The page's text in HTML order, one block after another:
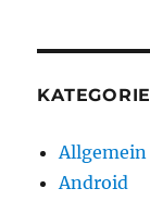
Allgemein
Android